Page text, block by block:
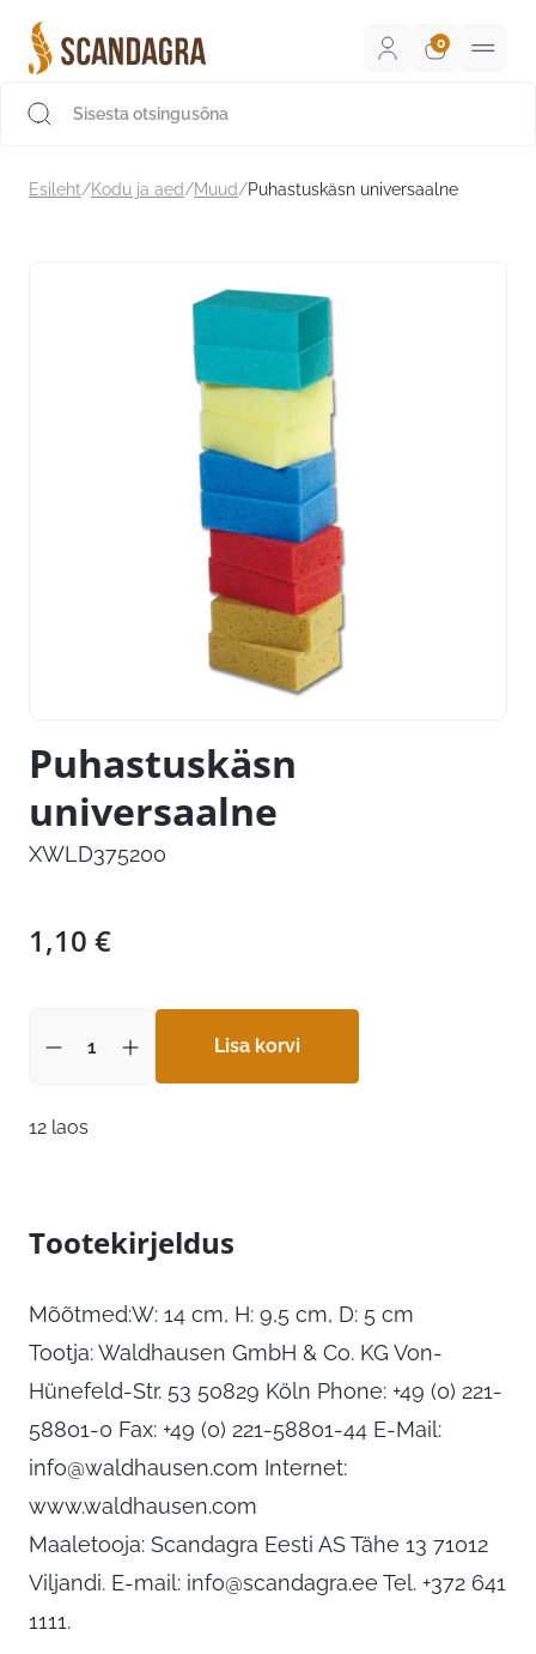
sisu
juurde
Esileht/Kodu ja aed/Muud/Puhastuskäsn universaalne
Puhastuskäsn
universaalne
XWLD375200
1,10 €
Lisa korvi
12 laos
Tootekirjeldus
Mõõtmed:W: 14 cm, H: 9,5 cm, D: 5 cm
Tootja: Waldhausen GmbH & Co. KG Von-
Hünefeld-Str. 53 50829 Köln Phone: +49 (0) 221-
58801-0 Fax: +49 (0) 221-58801-44 E-Mail:
info@waldhausen.com Internet:
www.waldhausen.com
Maaletooja: Scandagra Eesti AS Tähe 13 71012
Viljandi. E-mail: info@scandagra.ee Tel. +372 641
1111.